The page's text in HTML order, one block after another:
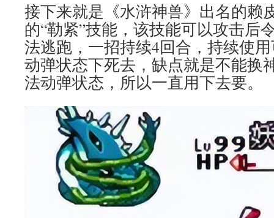
接下来就是《水浒神兽》出名的赖
的“勒紧”技能，该技能可以攻击后
法逃跑，一招持续4回合，持续使
动弹状态下死去，缺点就是不能换
法动弹状态，所以一直用下去要。